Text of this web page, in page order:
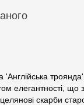
'Англійська
елегантності, що
скарби